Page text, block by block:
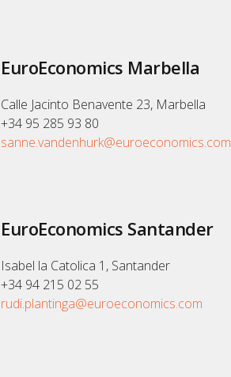
EuroEconomics Marbella
Calle Jacinto Benavente 23, Marbella
+34 95 285 93 80
sanne.vandenhurk@euroeconomics.com
EuroEconomics Santander
Isabel la Catolica 1, Santander
+34 94 215 02 55
rudi.plantinga@euroeconomics.com